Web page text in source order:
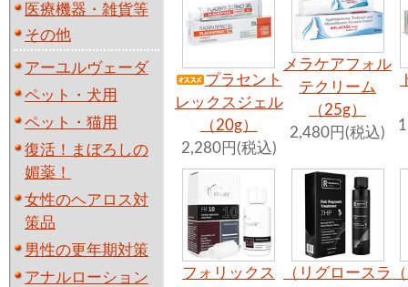
医療機器・雑貨等
その他
アーユルヴェーダ
ペット・犬用
ペット・猫用
復活！まぼろしの
媚薬！
女性のヘアロス対
策品
男性の更年期対策
アナルローション
プラセント
レックスジェル
（20g）
2,280円(税込)
メラケアフォル
テクリーム
（25g）
2,480円(税込)
フォリックス
（リグロースラ